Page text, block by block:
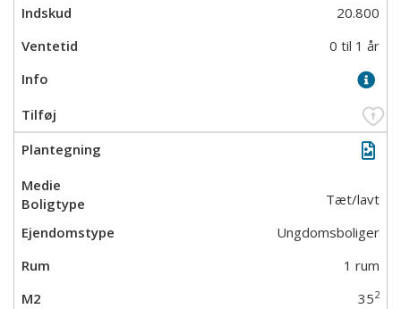
20.800
0 til 1 år
Tæt/lavt
Ungdomsboliger
1 rum
352